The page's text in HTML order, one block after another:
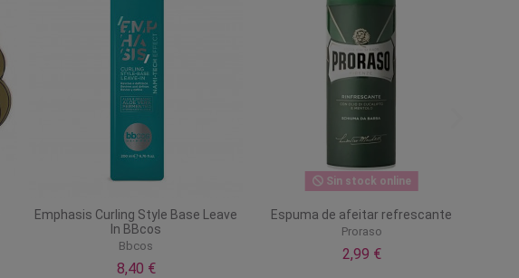
Emphasis Curling Style Base Leave
In BBcos
Bbcos
8,40 €
Sin stock online
Espuma de afeitar refrescante
Proraso
2,99 €